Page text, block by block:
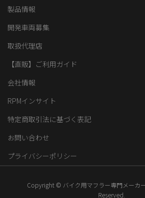
製品情報
開発車両募集
取扱代理店
【直販】ご利用ガイド
会社情報
RPMインサイト
特定商取引法に基づく表記
お問い合わせ
プライバシーポリシー
Copyright © バイク用マフラー専門メーカ
Reserved.